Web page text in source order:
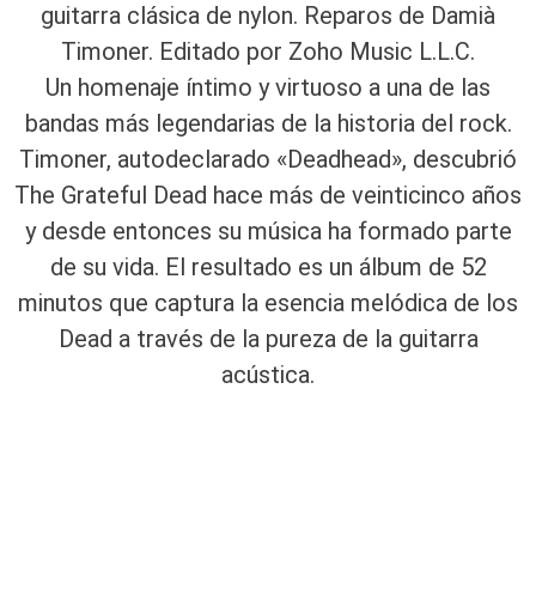
guitarra clásica de nylon. Reparos de Damià
Timoner. Editado por Zoho Music L.L.C.
Un homenaje íntimo y virtuoso a una de las
bandas más legendarias de la historia del rock.
Timoner, autodeclarado «Deadhead», descubrió
The Grateful Dead hace más de veinticinco años
y desde entonces su música ha formado parte
de su vida. El resultado es un álbum de 52
minutos que captura la esencia melódica de los
Dead a través de la pureza de la guitarra
acústica.